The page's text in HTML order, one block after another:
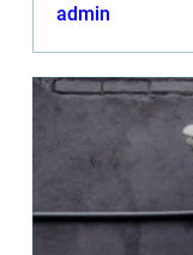
admin